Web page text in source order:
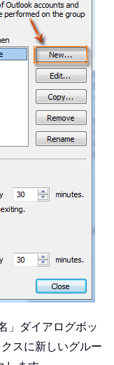
」ダイアログボッ
スに新しいグルー